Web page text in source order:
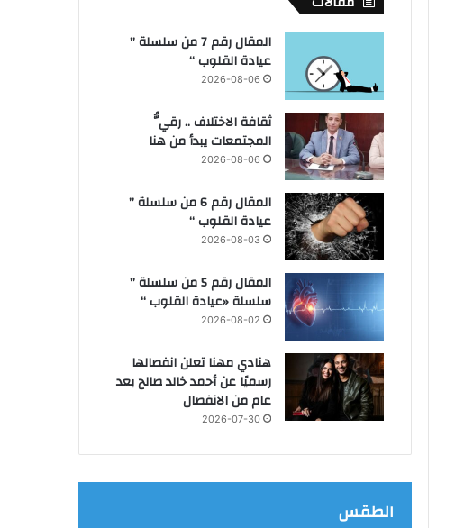
المقال رقم 7 من سلسلة ”
عيادة القلوب “
2026-08-06
ثقافة الاختلاف .. رقيُّ
المجتمعات يبدأ من هنا
2026-08-06
المقال رقم 6 من سلسلة ”
عيادة القلوب “
2026-08-03
المقال رقم 5 من سلسلة ”
سلسلة «عيادة القلوب “
2026-08-02
هنادي مهنا تعلن انفصالها
رسميًا عن أحمد خالد صالح بعد
عام من الانفصال
2026-07-30
الطقس